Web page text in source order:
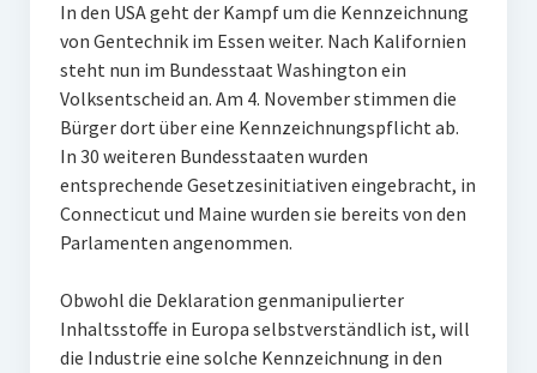
In den USA geht der Kampf um die Kennzeichnung
von Gentechnik im Essen weiter. Nach Kalifornien
steht nun im Bundesstaat Washington ein
Volksentscheid an. Am 4. November stimmen die
Bürger dort über eine Kennzeichnungspflicht ab.
In 30 weiteren Bundesstaaten wurden
entsprechende Gesetzesinitiativen eingebracht, in
Connecticut und Maine wurden sie bereits von den
Parlamenten angenommen.
Obwohl die Deklaration genmanipulierter
Inhaltsstoffe in Europa selbstverständlich ist, will
die Industrie eine solche Kennzeichnung in den